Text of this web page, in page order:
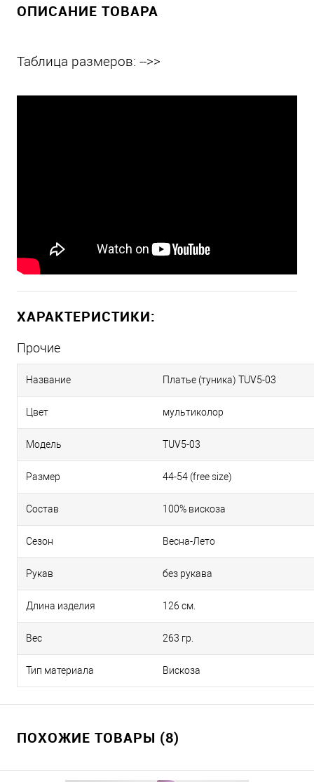
ОПИСАНИЕ ТОВАРА
Таблица размеров: -->>
ХАРАКТЕРИСТИКИ:
Прочие
Название Платье (туника) TUV5-03
Цвет мультиколор
Модель TUV5-03
Размер 44-54 (free size)
Состав 100% вискоза
Сезон Весна-Лето
Рукав без рукава
Длина изделия 126 см.
Вес 263 гр.
Тип материала Вискоза
ПОХОЖИЕ ТОВАРЫ (8)